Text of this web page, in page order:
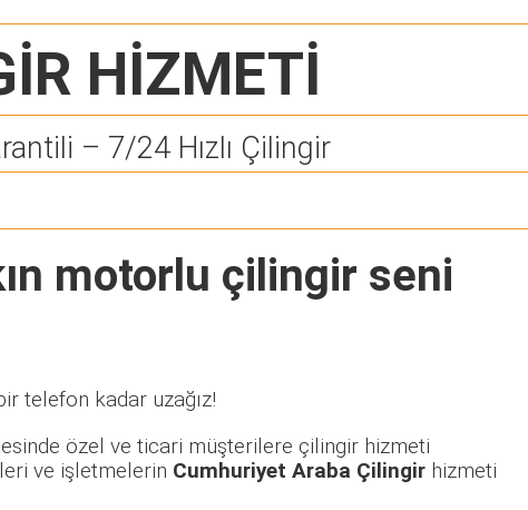
HİZMETİ
– 7/24 Hızlı Çilingir
motorlu çilingir seni
telefon kadar uzağız!
özel ve ticari müşterilere çilingir hizmeti
ve işletmelerin Cumhuriyet Araba Çilingir hizmeti